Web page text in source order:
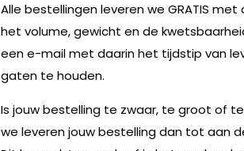
Alle bestellingen leveren we GRATIS
het volume, gewicht en de
een e-mail met daarin het tijdstip van
gaten te houden.
Is jouw bestelling te zwaar, te groot of
we leveren jouw bestelling dan tot aan